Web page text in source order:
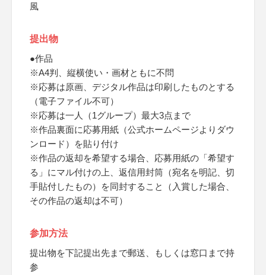
風
提出物
●作品
※A4判、縦横使い・画材ともに不問
※応募は原画、デジタル作品は印刷したものとする
（電子ファイル不可）
※応募は一人（1グループ）最大3点まで
※作品裏面に応募用紙（公式ホームページよりダウ
ンロード）を貼り付け
※作品の返却を希望する場合、応募用紙の「希望す
る」にマル付けの上、返信用封筒（宛名を明記、切
手貼付したもの）を同封すること（入賞した場合、
その作品の返却は不可）
参加方法
提出物を下記提出先まで郵送、もしくは窓口まで持
参